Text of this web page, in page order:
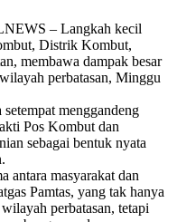
– Langkah kecil
Distrik Kombut,
membawa dampak besar
perbatasan, Minggu
menggandeng
Pos Kombut dan
sebagai bentuk nyata
antara masyarakat dan
Pamtas, yang tak hanya
perbatasan, tetapi